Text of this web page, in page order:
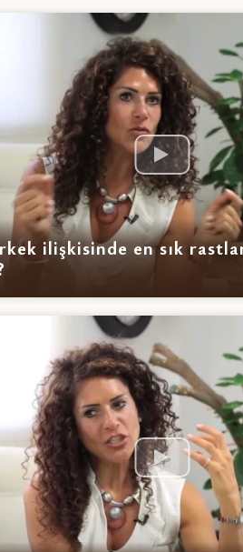
ilişkisinde en sık